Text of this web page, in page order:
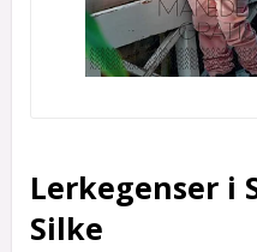
Lerkegenser i
Silke